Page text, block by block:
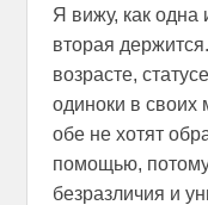
Я вижу, как одна
вторая
возрасте,
одиноки в своих
обе не хотят
помощью,
безразличия и